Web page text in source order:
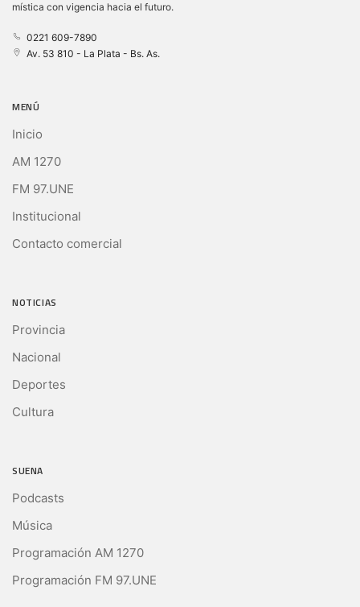
mística con vigencia hacia el futuro.
0221 609-7890
Av. 53 810 - La Plata - Bs. As.
MENÚ
Inicio
AM 1270
FM 97.UNE
Institucional
Contacto comercial
NOTICIAS
Provincia
Nacional
Deportes
Cultura
SUENA
Podcasts
Música
Programación AM 1270
Programación FM 97.UNE